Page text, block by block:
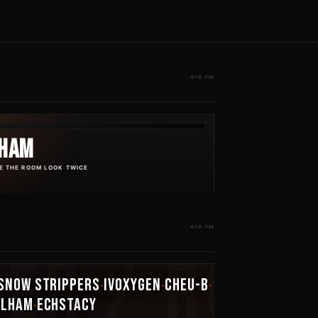
THE ROOM LOOK TWICE
STRIPPERS•IVOXYGEN•CHEU-B•
•ECHSTACY